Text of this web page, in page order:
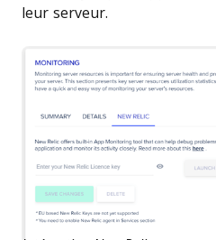
leur serveur.